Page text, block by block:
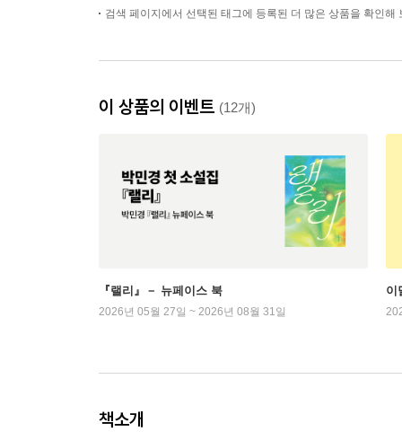
검색 페이지에서 선택된 태그에 등록된 더 많은 상품을 확인해
이 상품의 이벤트 (12개)
『랠리』－ 뉴페이스 북
2026년 05월 27일 ~ 2026년 08월 31일
이
책소개